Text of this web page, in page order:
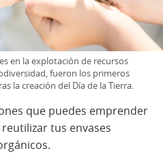
en la explotación de recursos
fueron los primeros
la creación del Día de la Tierra.
que puedes emprender
tus envases